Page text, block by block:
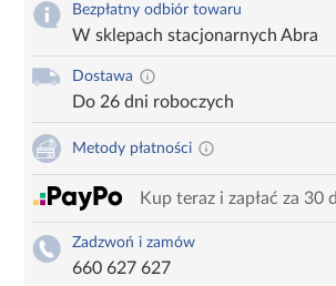
Bezpłatny odbiór towaru
W sklepach stacjonarnych Abra
Dostawa
Do 26 dni roboczych
Metody płatności
Kup teraz i zapłać za 30
Zadzwoń i zamów
660 627 627